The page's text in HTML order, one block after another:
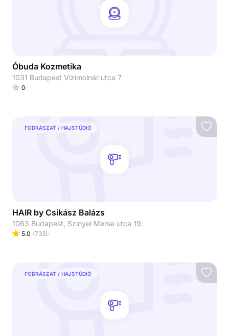
Óbuda Kozmetika
1031 Budapest Vízimolnár utca 7
0
FODRÁSZAT / HAJSTÚDIÓ
HAIR by Csikász Balázs
1063 Budapest, Szinyei Merse utca 19.
5.0 (733)
FODRÁSZAT / HAJSTÚDIÓ